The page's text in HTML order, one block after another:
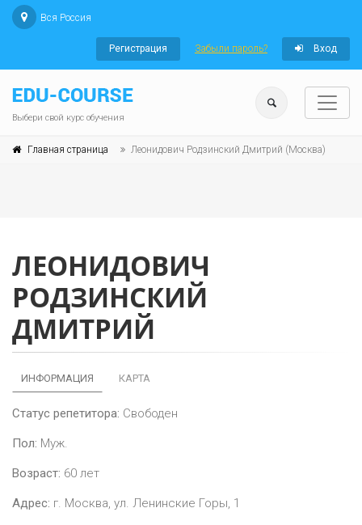
Вся Россия
Регистрация Забыли пароль? Вход
Выбери свой курс обучения
Главная страница Леонидович Родзинский Дмитрий (Москва)
ЛЕОНИДОВИЧ
РОДЗИНСКИЙ
ДМИТРИЙ
ИНФОРМАЦИЯ КАРТА
Статус репетитора: Свободен
Пол: Муж.
Возраст: 60 лет
Адрес: г. Москва, ул. Ленинские Горы, 1